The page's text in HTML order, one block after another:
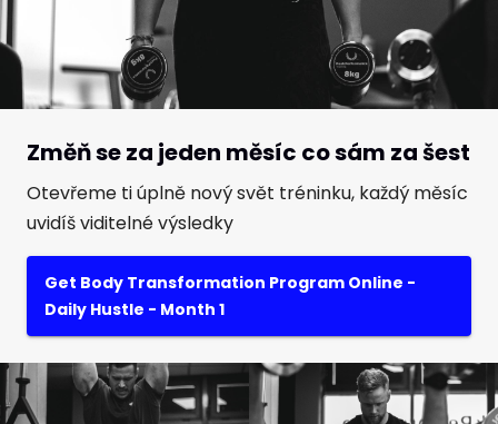
Změň se za jeden měsíc co sám za šest
Otevřeme ti úplně nový svět tréninku, každý měsíc
uvidíš viditelné výsledky
Get Body Transformation Program Online -
Daily Hustle - Month 1